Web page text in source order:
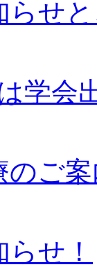
らせ
学会
のご
せ！